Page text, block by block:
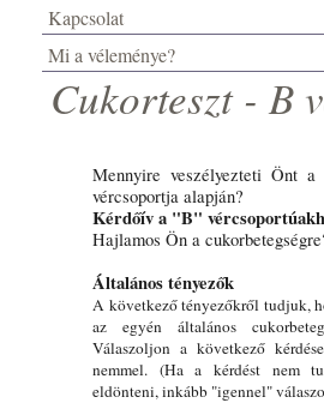
Kapcsolat
Mi a véleménye?
Cukorteszt - B
Mennyire veszélyezteti Önt a
vércsoportja alapján?
Kérdőív a "B"
Hajlamos Ön a
Általános tényezők
A következő tényezőkről tudjuk,
az egyén általános
Válaszoljon a következő
nemmel. (Ha a kérdést nem
eldönteni, inkább "igennel"